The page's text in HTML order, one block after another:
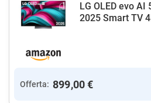
LG OLED evo
2025 Smart TV
Offerta: 899,00 €